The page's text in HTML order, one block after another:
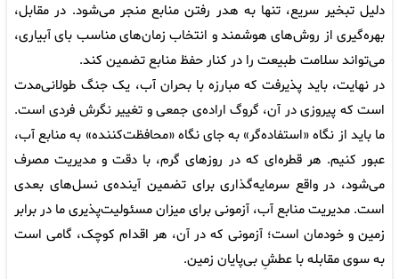
دلیل تبخیر سریع، تنها به هدر رفتن منابع منجر می‌شود. در مقابل،
بهره‌گیری از روش‌های هوشمند و انتخاب زمان‌های مناسب بای آبیاری،
می‌تواند سلامت طبیعت را در کنار حفظ منابع تضمین کند.
در نهایت، باید پذیرفت که مبارزه با بحران آب، یک جنگ طولانی‌مدت
است که پیروزی در آن، گروگ اراده‌ی جمعی و تغییر نگرش فردی است.
ما باید از نگاه «استفاده‌گر» به جای نگاه «محافظت‌کننده» به منابع آب،
عبور کنیم. هر قطره‌ای که در روزهای گرم، با دقت و مدیریت مصرف
می‌شود، در واقع سرمایه‌گذاری برای تضمین آینده‌ی نسل‌های بعدی
است. مدیریت منابع آب، آزمونی برای میزان مسئولیت‌پذیری ما در برابر
زمین و خودمان است؛ آزمونی که در آن، هر اقدام کوچک، گامی است
به سوی مقابله با عطشِ بی‌پایان زمین.